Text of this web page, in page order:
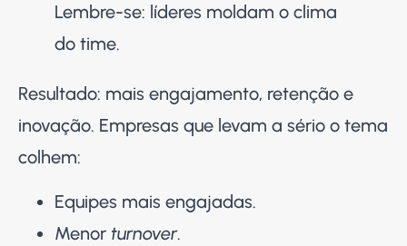
Lembre-se: líderes moldam o clima
do time.
Resultado: mais engajamento, retenção e
inovação. Empresas que levam a sério o tema
colhem:
Equipes mais engajadas.
Menor turnover.